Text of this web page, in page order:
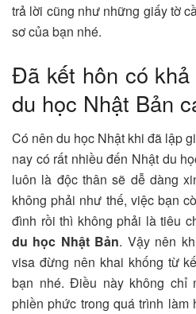
trả lời cũng như những giấy tờ
sơ của bạn nhé.
Đã kết hôn có
du học Nhật Bản
Có nên du học Nhật khi đã lập
nay có rất nhiều đến Nhật du
luôn là độc thân sẽ dễ dàng
không phải như thế, việc bạn
đình rồi thì không phải là tiêu
du học Nhật Bản. Vậy nên
visa đừng nên khai khống từ
bạn nhé. Điều này không chỉ
phiền phức trong quá trình làm